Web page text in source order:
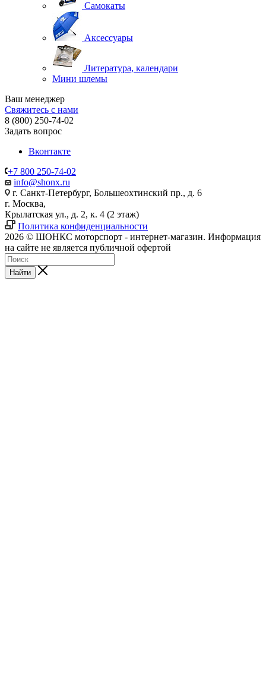
Самокаты
Аксессуары
Литература, календари
Мини шлемы
Ваш менеджер
Свяжитесь с нами
8 (800) 250-74-02
Задать вопрос
Вконтакте
+7 800 250-74-02
info@shonx.ru
г. Санкт-Петербург, Большеохтинский пр., д. 6
г. Москва,
Крылатская ул., д. 2, к. 4 (2 этаж)
Политика конфиденциальности
2026 © ШОНКС моторспорт - интернет-магазин. Информация
на сайте не является публичной офертой
Найти